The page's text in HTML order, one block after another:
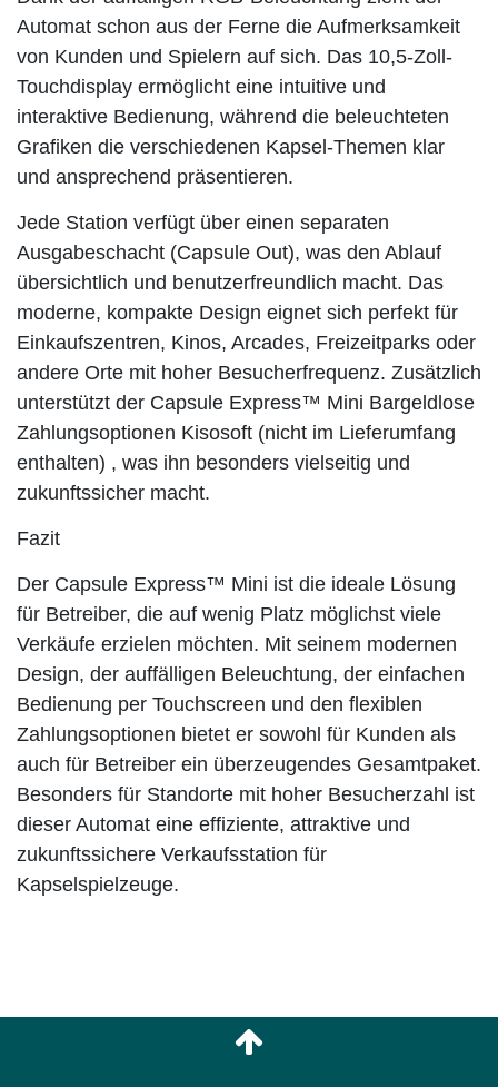
Automat schon aus der Ferne die Aufmerksamkeit
von Kunden und Spielern auf sich. Das 10,5-Zoll-
Touchdisplay ermöglicht eine intuitive und
interaktive Bedienung, während die beleuchteten
Grafiken die verschiedenen Kapsel-Themen klar
und ansprechend präsentieren.
Jede Station verfügt über einen separaten
Ausgabeschacht (Capsule Out), was den Ablauf
übersichtlich und benutzerfreundlich macht. Das
moderne, kompakte Design eignet sich perfekt für
Einkaufszentren, Kinos, Arcades, Freizeitparks oder
andere Orte mit hoher Besucherfrequenz. Zusätzlich
unterstützt der Capsule Express™ Mini Bargeldlose
Zahlungsoptionen Kisosoft (nicht im Lieferumfang
enthalten) , was ihn besonders vielseitig und
zukunftssicher macht.
Fazit
Der Capsule Express™ Mini ist die ideale Lösung
für Betreiber, die auf wenig Platz möglichst viele
Verkäufe erzielen möchten. Mit seinem modernen
Design, der auffälligen Beleuchtung, der einfachen
Bedienung per Touchscreen und den flexiblen
Zahlungsoptionen bietet er sowohl für Kunden als
auch für Betreiber ein überzeugendes Gesamtpaket.
Besonders für Standorte mit hoher Besucherzahl ist
dieser Automat eine effiziente, attraktive und
zukunftssichere Verkaufsstation für
Kapselspielzeuge.